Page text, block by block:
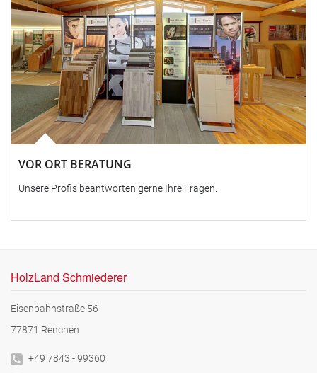
VOR ORT BERATUNG
Unsere Profis beantworten gerne Ihre Fragen.
HolzLand Schmiederer
Eisenbahnstraße 56
77871 Renchen
+49 7843 - 99360